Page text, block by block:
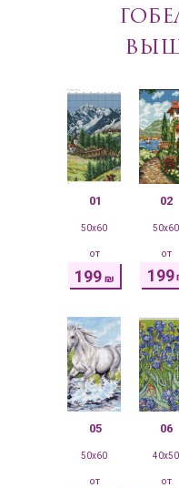
199
50x60 50x60
199 ₪
от от
02
01
50x60 40x50
от от
06
05